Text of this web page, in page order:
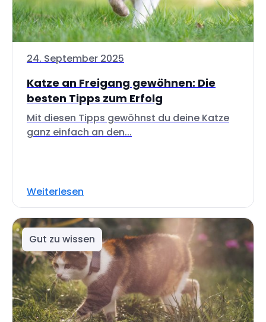
24. September 2025
Katze an Freigang gewöhnen: Die
besten Tipps zum Erfolg
Mit diesen Tipps gewöhnst du deine Katze
ganz einfach an den...
Weiterlesen
Gut zu wissen